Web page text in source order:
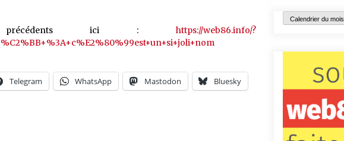
précédents ici : https://web86.info/?
Telegram WhatsApp Mastodon Bluesky
Calendrier du mois